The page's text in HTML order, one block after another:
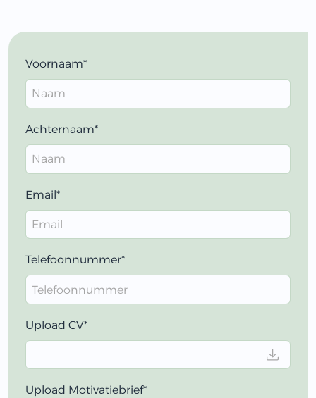
Voornaam*
Achternaam*
Email*
Telefoonnummer*
Upload CV*
Upload Motivatiebrief*